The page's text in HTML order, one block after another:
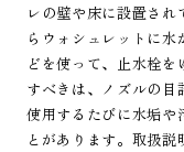
レの壁や床に設置さ
らウォシュレットに
どを使って、止水栓
すべきは、ノズルの目
使用するたびに水垢や
とがあります。取扱